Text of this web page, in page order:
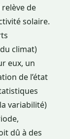
de
solaire.
climat)
eux, un
de l’état
variabilité)
dû à des